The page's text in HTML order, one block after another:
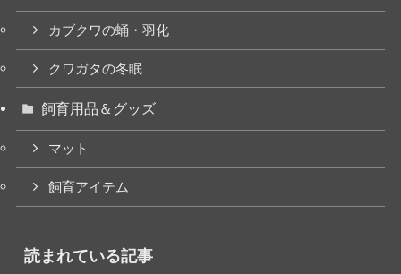
カブクワの蛹・羽化
クワガタの冬眠
飼育用品＆グッズ
マット
飼育アイテム
読まれている記事